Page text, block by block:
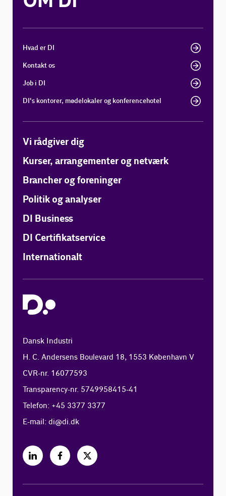
Hvad er DI
Kontakt os
Job i DI
DI's kontorer, mødelokaler og konferencehotel
Vi rådgiver dig
Kurser, arrangementer og netværk
Brancher og foreninger
Politik og analyser
DI Business
DI Certifikatservice
Internationalt
Dansk Industri
H. C. Andersens Boulevard 18, 1553 København V
CVR-nr. 16077593
Transparency-nr. 5749958415-41
Telefon: +45 3377 3377
E-mail:di@di.dk